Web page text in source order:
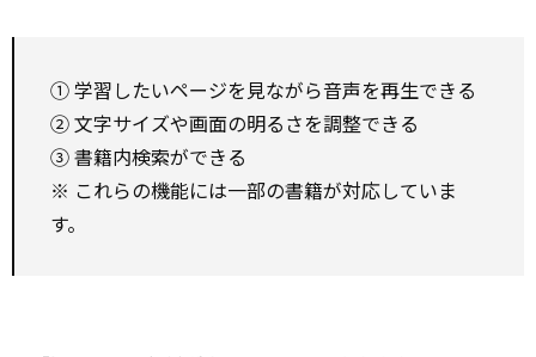
① 学習したいページを見ながら音声を再生できる
② 文字サイズや画面の明るさを調整できる
③ 書籍内検索ができる
※ これらの機能には一部の書籍が対応していま
す。